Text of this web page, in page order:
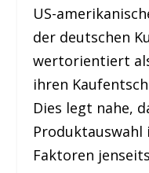
US-
der deutschen
wertorientiert
ihren
Dies legt nahe,
Faktoren